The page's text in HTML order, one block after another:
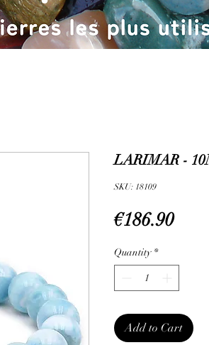
LARIMAR -
SKU: 18109
€186.90Price
Quantity *
Add to Cart